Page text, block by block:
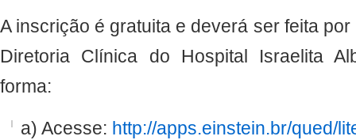
A inscrição é gratuita e deverá ser feita
Diretoria Clínica do Hospital Israelita
forma:
a) Acesse: http://apps.einstein.br/qued/